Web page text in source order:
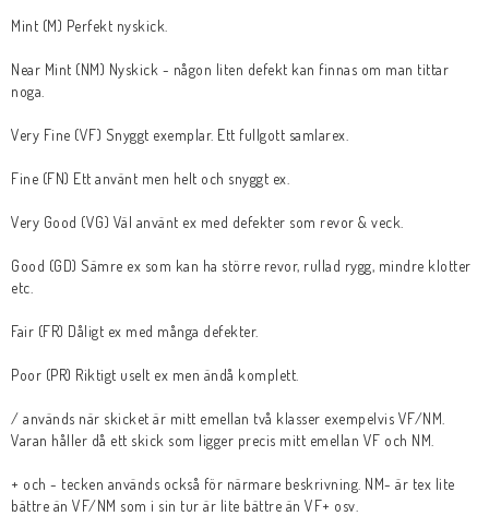
Samlar- och Spelkort
Samlartillbehör
Serier Sverige
Tidskrifter
Kontaktformulär
Inkl. Moms
Mint (M) Perfekt nyskick.
Near Mint (NM) Nyskick - någon liten defekt kan finnas om man tittar
noga.
Very Fine (VF) Snyggt exemplar. Ett fullgott samlarex.
Fine (FN) Ett använt men helt och snyggt ex.
Very Good (VG) Väl använt ex med defekter som revor & veck.
Good (GD) Sämre ex som kan ha större revor, rullad rygg, mindre klotter
etc.
Fair (FR) Dåligt ex med många defekter.
Poor (PR) Riktigt uselt ex men ändå komplett.
/ används när skicket är mitt emellan två klasser exempelvis VF/NM.
Varan håller då ett skick som ligger precis mitt emellan VF och NM.
+ och - tecken används också för närmare beskrivning. NM- är tex lite
bättre än VF/NM som i sin tur är lite bättre än VF+ osv.